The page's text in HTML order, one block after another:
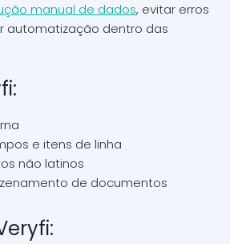
manual de dados, evitar erros
automatização dentro das
e itens de linha
não latinos
de documentos